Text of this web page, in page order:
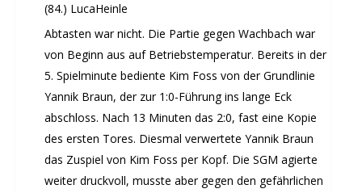
(84.) LucaHeinle
Abtasten war nicht. Die Partie gegen Wachbach war
von Beginn aus auf Betriebstemperatur. Bereits in der
5. Spielminute bediente Kim Foss von der Grundlinie
Yannik Braun, der zur 1:0-Führung ins lange Eck
abschloss. Nach 13 Minuten das 2:0, fast eine Kopie
des ersten Tores. Diesmal verwertete Yannik Braun
das Zuspiel von Kim Foss per Kopf. Die SGM agierte
weiter druckvoll, musste aber gegen den gefährlichen